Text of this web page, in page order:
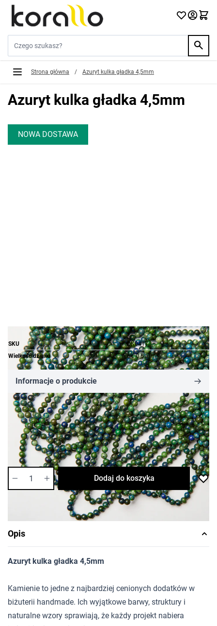
Przejdź do treści
Strona główna / Azuryt kulka gładka 4,5mm
Azuryt kulka gładka 4,5mm
NOWA DOSTAWA
SKU
DK0417
Wielkość dziurki
ok. 0,6 mm
Informacje o produkcie
4,26 zł
Cena za opakowanie
Ilość w opakowaniu: 10 szt.
Dostępność:średnia
Dodaj do koszyka
Opis
Azuryt kulka gładka 4,5mm
Kamienie to jedne z najbardziej cenionych dodatków w
biżuterii handmade. Ich wyjątkowe barwy, struktury i
naturalne wzory sprawiają, że każdy projekt nabiera